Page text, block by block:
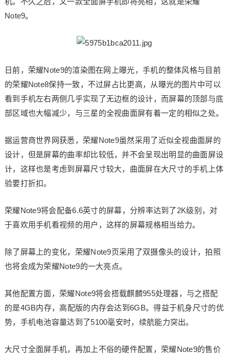
Note9。
日前，荣耀Note9的渲染图在网上曝光，手机的整体风格与目前
的荣耀Note8保持一致，不过屏占比更高，从曝光的图片中可以
看到手机左右两侧几乎实现了无边框的设计，而屏幕的顶部与底
部区域也大幅减少，与三星的全视曲面屏有着一定的相似之处。
据运营商世界网获悉，荣耀Note9虽然采用了近似全视曲面屏的
设计，但是屏幕的曲率却比较低，并不会呈现出明显的曲面屏设
计，这样也是考虑到屏幕尺寸较大，曲面屏在大尺寸的手机上体
验要打折扣。
荣耀Note9将会配备6.6英寸的屏幕，分辨率达到了2K级别，对
于喜欢用手机看视频的用户，这样的屏幕规格相当给力。
除了屏幕上的变化，荣耀Note9页采用了双摄像头的设计，拍照
也将会成为荣耀Note9的一大亮点。
其他配置方面，荣耀Note9将会搭载麒麟955处理器，与之搭配
的是4GB内存，高配版的内存会达到6GB。得益于机身尺寸的优
势，手机电池容量达到了5100毫安时，续航能力突出。
大尺寸全面屏手机，再加上不俗的硬件配置，荣耀Note9的售价